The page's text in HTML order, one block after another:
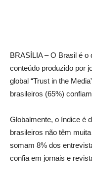
BRASÍLIA – O Brasil é o
conteúdo produzido por
global “Trust in the
brasileiros (65%)
Globalmente, o índice é
brasileiros não têm
somam 8% dos
confia em jornais e